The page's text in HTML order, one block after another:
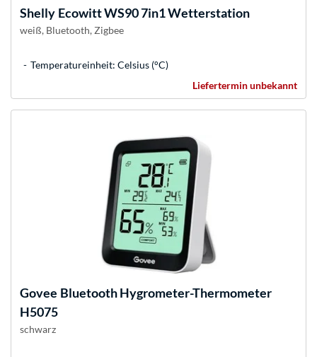
Shelly Ecowitt WS90 7in1 Wetterstation
weiß, Bluetooth, Zigbee
Temperatureinheit: Celsius (°C)
Liefertermin unbekannt
Govee Bluetooth Hygrometer-Thermometer
H5075
schwarz